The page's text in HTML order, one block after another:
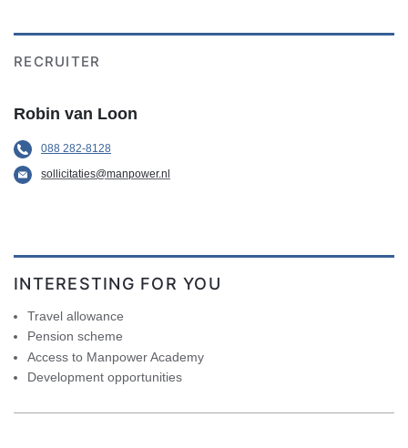
RECRUITER
Robin van Loon
088 282-8128
sollicitaties@manpower.nl
INTERESTING FOR YOU
Travel allowance
Pension scheme
Access to Manpower Academy
Development opportunities